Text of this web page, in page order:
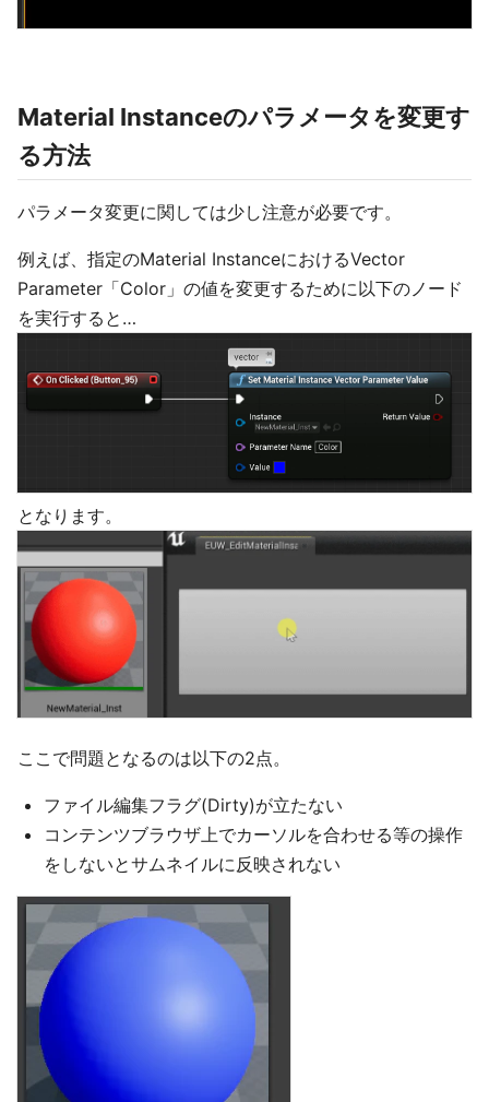
Material Instanceのパラメータを変更す
る方法
パラメータ変更に関しては少し注意が必要です。
例えば、指定のMaterial InstanceにおけるVector
Parameter「Color」の値を変更するために以下のノード
を実行すると…
となります。
ここで問題となるのは以下の2点。
ファイル編集フラグ(Dirty)が立たない
コンテンツブラウザ上でカーソルを合わせる等の操作
をしないとサムネイルに反映されない